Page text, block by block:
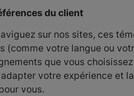
du client
sur nos sites, ces
(comme votre langue ou
que vous
votre expérience et
vous.